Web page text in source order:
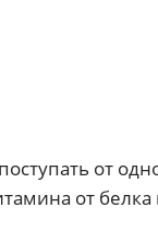
от
от белка